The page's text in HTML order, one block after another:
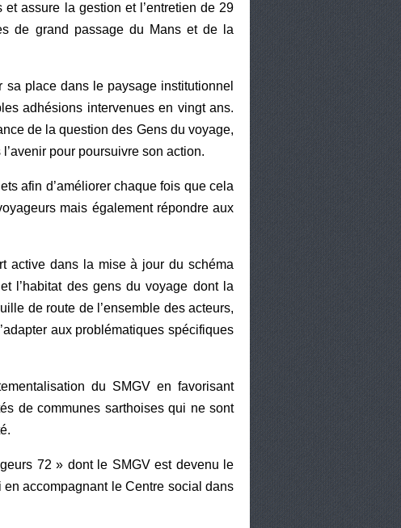
assure la gestion et l’entretien de 29
de grand passage du Mans et de la
place dans le paysage institutionnel
adhésions intervenues en vingt ans.
de la question des Gens du voyage,
pour poursuivre son action.
afin d’améliorer chaque fois que cela
mais également répondre aux
active dans la mise à jour du schéma
l’habitat des gens du voyage dont la
de route de l’ensemble des acteurs,
aux problématiques spécifiques
du SMGV en favorisant
de communes sarthoises qui ne sont
72 » dont le SMGV est devenu le
accompagnant le Centre social dans